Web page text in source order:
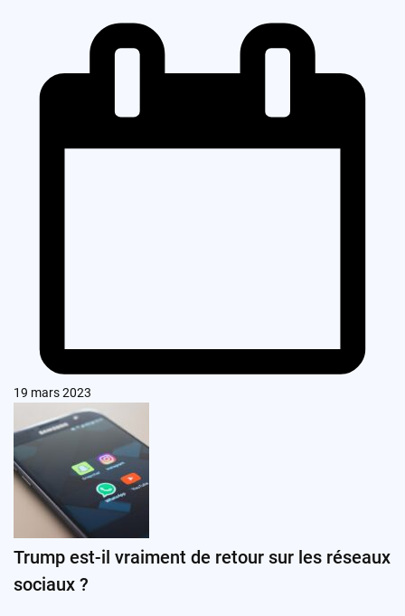
19 mars 2023
Trump est-il vraiment de retour sur les réseaux
sociaux ?